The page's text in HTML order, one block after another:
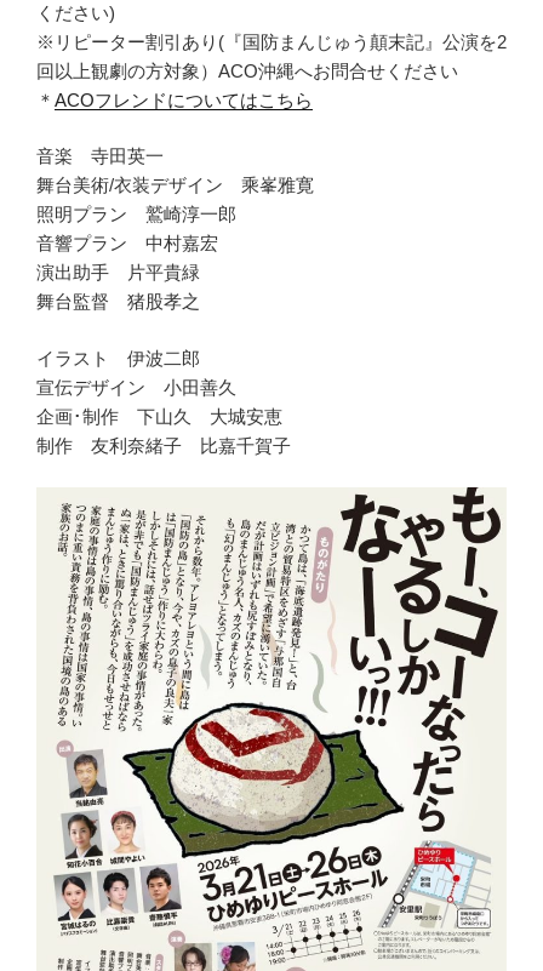
ください)
※リピーター割引あり(『国防まんじゅう顛末記』公演を2
回以上観劇の方対象）ACO沖縄へお問合せください
＊ ACOフレンドについてはこちら
音楽 寺田英一
舞台美術/衣装デザイン 乘峯雅寛
照明プラン 鷲崎淳一郎
音響プラン 中村嘉宏
演出助手 片平貴緑
舞台監督 猪股孝之
イラスト 伊波二郎
宣伝デザイン 小田善久
企画･制作 下山久 大城安恵
制作 友利奈緒子 比嘉千賀子